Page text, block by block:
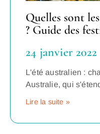
Quelles sont
? Guide des
24 janvier 2022
L'été australien :
Australie, qui
Lire la suite »